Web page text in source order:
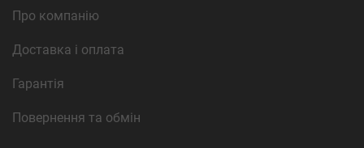
Про компанію
Доставка і оплата
Гарантія
Повернення та обмін